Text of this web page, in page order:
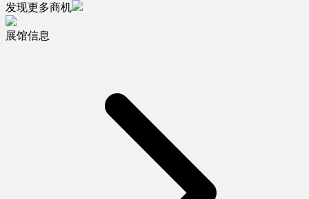
发现更多商机
展馆信息